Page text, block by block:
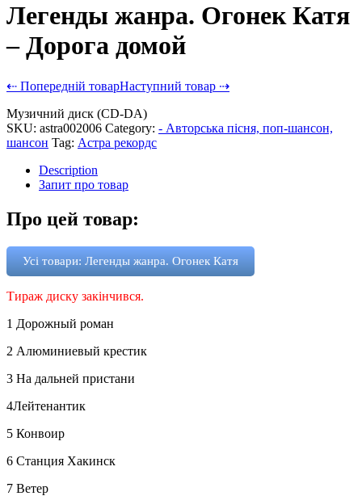
Легенды жанра. Огонек Катя
– Дорога домой
⇠ Попередній товарНаступний товар ⇢
Музичний диск (CD-DA)
SKU: astra002006 Category: - Авторська пісня, поп-шансон,
шансон Tag: Астра рекордс
Description
Запит про товар
Про цей товар:
Усі товари: Легенды жанра. Огонек Катя
Тираж диску закінчився.
1 Дорожный роман
2 Алюминиевый крестик
3 На дальней пристани
4Лейтенантик
5 Конвоир
6 Станция Хакинск
7 Ветер